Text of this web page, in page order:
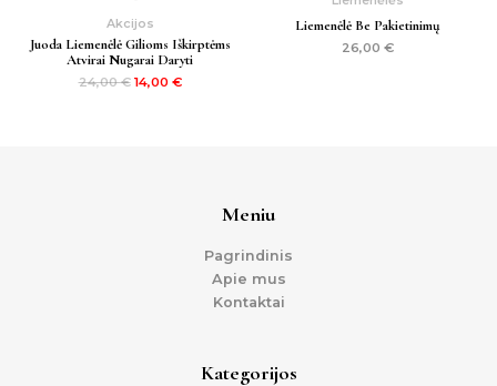
Akcijos
Juoda Liemenėlė Gilioms Iškirptėms
Atvirai Nugarai Daryti
24,00€ 14,00 €
Liemenėlė Be Pakietinimų
26,00 €
Meniu
Pagrindinis
Apie mus
Kontaktai
Kategorijos